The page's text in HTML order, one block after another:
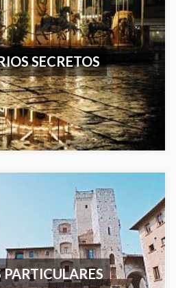
SECRETOS
PARTICULARES